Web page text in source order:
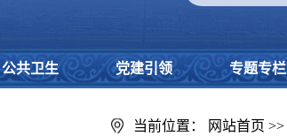
公共卫生 党建引领 专题专栏
当前位置： 网站首页 >>